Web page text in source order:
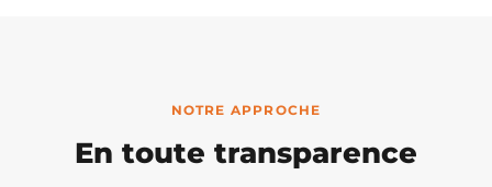
NOTRE APPROCHE
En toute transparence